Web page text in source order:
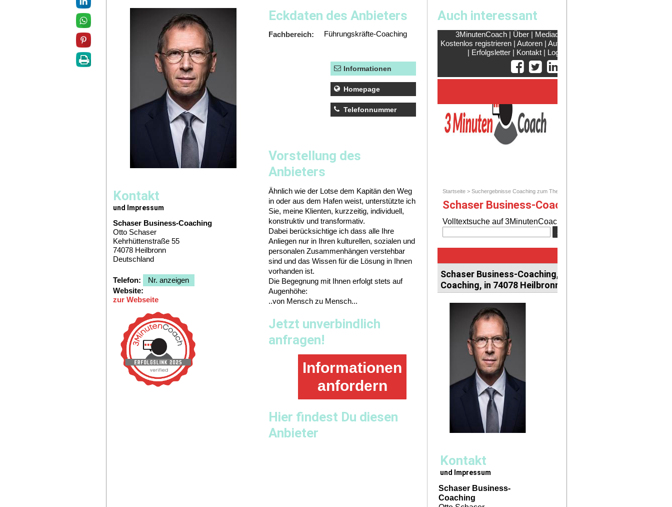
Kontakt
und Impressum
Schaser Business-Coaching
Otto Schaser
Kehrhüttenstraße 55
74078 Heilbronn
Deutschland
Telefon: 07066-915069
Nr. anzeigen
Website:
zur Webseite
Eckdaten des Anbieters
Fachbereich: Führungskräfte-Coaching
Informationen
Homepage
07066-915069
Telefonnummer
Vorstellung des
Anbieters
Ähnlich wie der Lotse dem Kapitän den Weg
in oder aus dem Hafen weist, unterstützte ich
Sie, meine Klienten, kurzzeitig, individuell,
konstruktiv und transformativ.
Dabei berücksichtige ich dass alle Ihre
Anliegen nur in Ihren kulturellen, sozialen und
personalen Zusammenhängen verstehbar
sind und das Wissen für die Lösung in Ihnen
vorhanden ist.
Die Begegnung mit Ihnen erfolgt stets auf
Augenhöhe:
..von Mensch zu Mensch...
Auch interessant
Jetzt unverbindlich
anfragen!
Informationen
anfordern
Hier findest Du diesen
Anbieter